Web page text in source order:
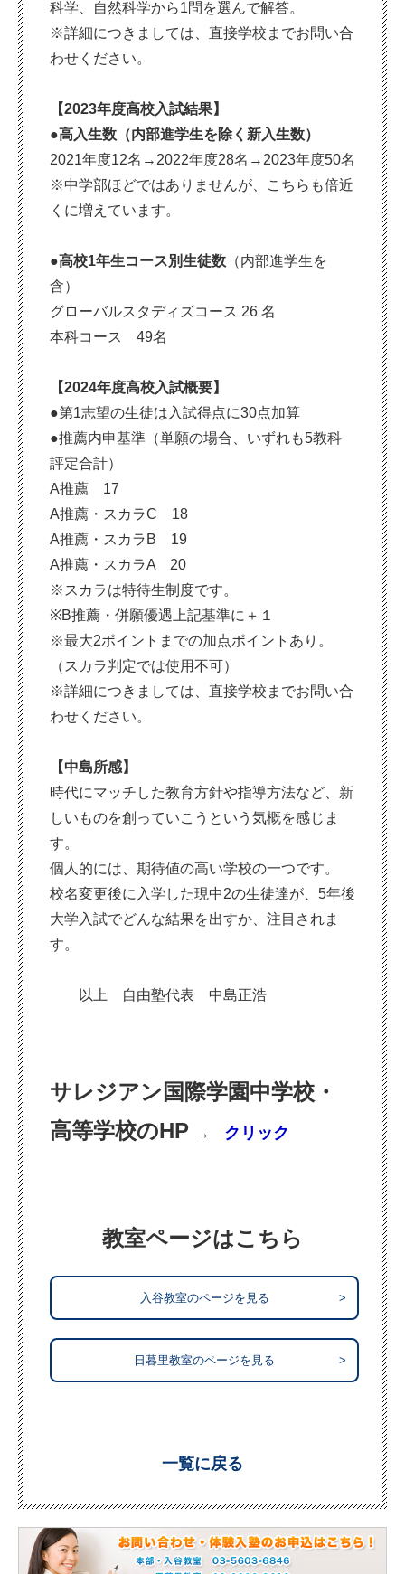
科学、自然科学から1問を選んで解答。
※詳細につきましては、直接学校までお問い合
わせください。
【2023年度高校入試結果】
●高入生数（内部進学生を除く新入生数）
2021年度12名→2022年度28名→2023年度50名
※中学部ほどではありませんが、こちらも倍近
くに増えています。
●高校1年生コース別生徒数 （内部進学生を
含）
グローバルスタディズコース 26 名
本科コース 49名
【2024年度高校入試概要】
●第1志望の生徒は入試得点に30点加算
●推薦内申基準（単願の場合、いずれも5教科
評定合計）
A推薦 17
A推薦・スカラC 18
A推薦・スカラB 19
A推薦・スカラA 20
※スカラは特待生制度です。
※B推薦・併願優遇上記基準に＋１
※最大2ポイントまでの加点ポイントあり。
（スカラ判定では使用不可）
※詳細につきましては、直接学校までお問い合
わせください。
【中島所感】
時代にマッチした教育方針や指導方法など、新
しいものを創っていこうという気概を感じま
す。
個人的には、期待値の高い学校の一つです。
校名変更後に入学した現中2の生徒達が、5年後
大学入試でどんな結果を出すか、注目されま
す。
以上 自由塾代表 中島正浩
サレジアン国際学園中学校・
高等学校のHP → クリック
教室ページはこちら
入谷教室のページを見る >
日暮里教室のページを見る >
一覧に戻る